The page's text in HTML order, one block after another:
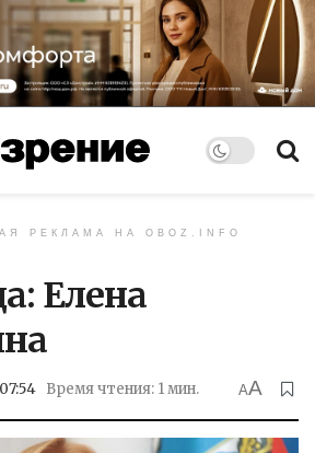
РЕКЛАМА НА OBOZ.INFO
Елена
Время чтения: 1 мин. AA